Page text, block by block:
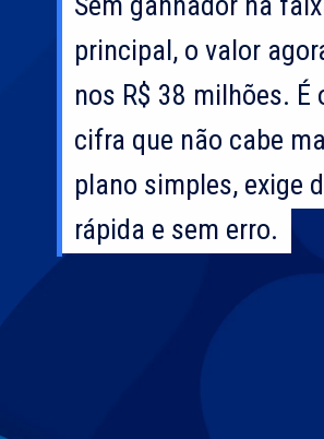
principal, o valor
nos R$ 38 milhões. É
cifra que não cabe
plano simples, exige
rápida e sem erro.
principal, o valor
nos R$ 38 milhões. É
cifra que não cabe
plano simples, exige
rápida e sem erro.